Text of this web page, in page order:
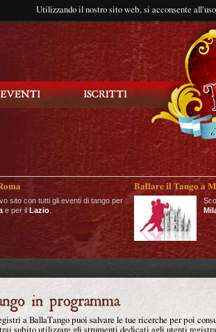
Utilizzando il nostro sito web, si acconsente
sito con tutti gli eventi di tango per
e per il Lazio
Ballare il Tango a
a BallaTango puoi salvare le tue ricerche per poi